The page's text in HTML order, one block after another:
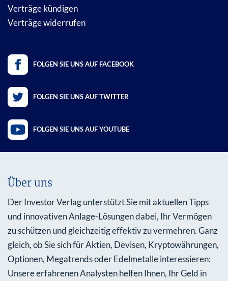
Verträge kündigen
Verträge widerrufen
FOLGEN SIE UNS AUF FACEBOOK
FOLGEN SIE UNS AUF TWITTER
FOLGEN SIE UNS AUF YOUTUBE
Über uns
Der Investor Verlag unterstützt Sie mit aktuellen Tipps
und innovativen Anlage-Lösungen dabei, Ihr Vermögen
zu schützen und gleichzeitig effektiv zu vermehren. Ganz
gleich, ob Sie sich für Aktien, Devisen, Kryptowährungen,
Optionen, Megatrends oder Edelmetalle interessieren:
Unsere erfahrenen Analysten helfen Ihnen, Ihr Geld in